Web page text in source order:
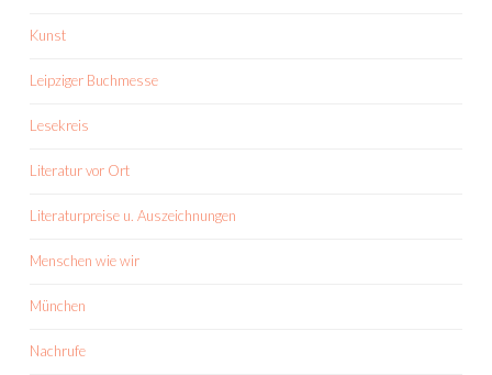
Kunst
Leipziger Buchmesse
Lesekreis
Literatur vor Ort
Literaturpreise u. Auszeichnungen
Menschen wie wir
München
Nachrufe